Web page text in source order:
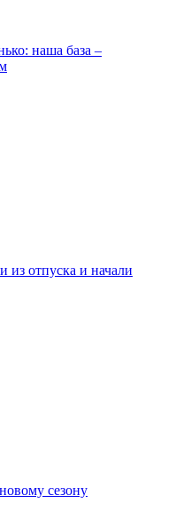
наша база –
из отпуска и начали
сезону